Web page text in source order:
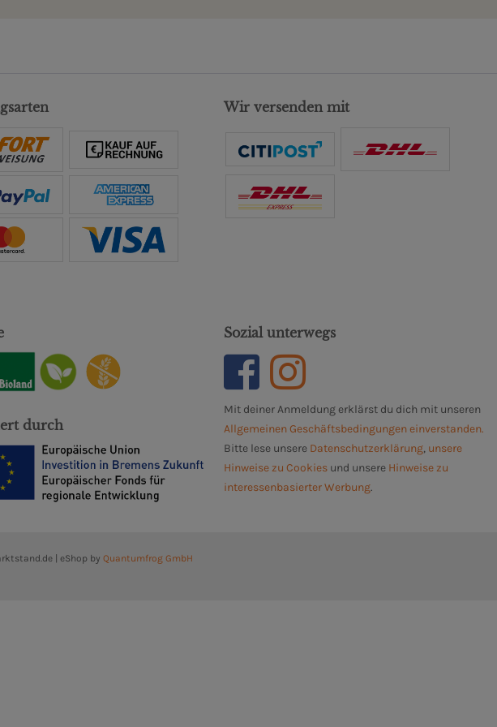
Wir versenden mit
durch
Sozial unterwegs
Mit deiner Anmeldung erklärst du dich mit unseren
Allgemeinen Geschäftsbedingungen einverstanden.
Bitte lese unsere Datenschutzerklärung, unsere
Hinweise zu Cookies und unsere Hinweise zu
interessenbasierter Werbung.
| eShop by Quantumfrog GmbH